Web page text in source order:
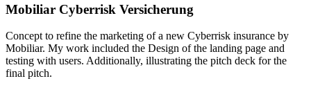
Mobiliar Cyberrisk Versicherung
Concept to refine the marketing of a new Cyberrisk insurance by
Mobiliar. My work included the Design of the landing page and
testing with users. Additionally, illustrating the pitch deck for the
final pitch.